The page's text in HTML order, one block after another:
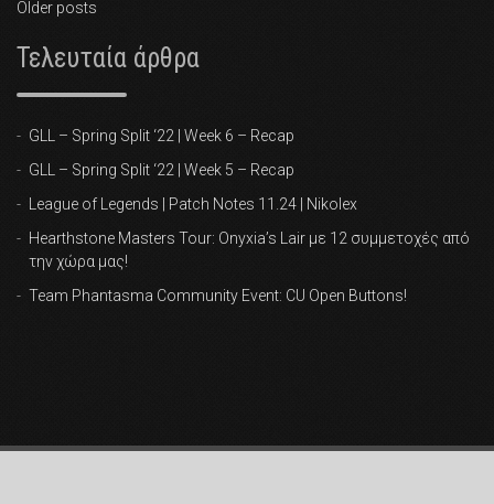
Older posts
Τελευταία άρθρα
GLL – Spring Split ‘22 | Week 6 – Recap
GLL – Spring Split ‘22 | Week 5 – Recap
League of Legends | Patch Notes 11.24 | Nikolex
Hearthstone Masters Tour: Onyxia’s Lair με 12 συμμετοχές από
την χώρα μας!
Team Phantasma Community Event: CU Open Buttons!